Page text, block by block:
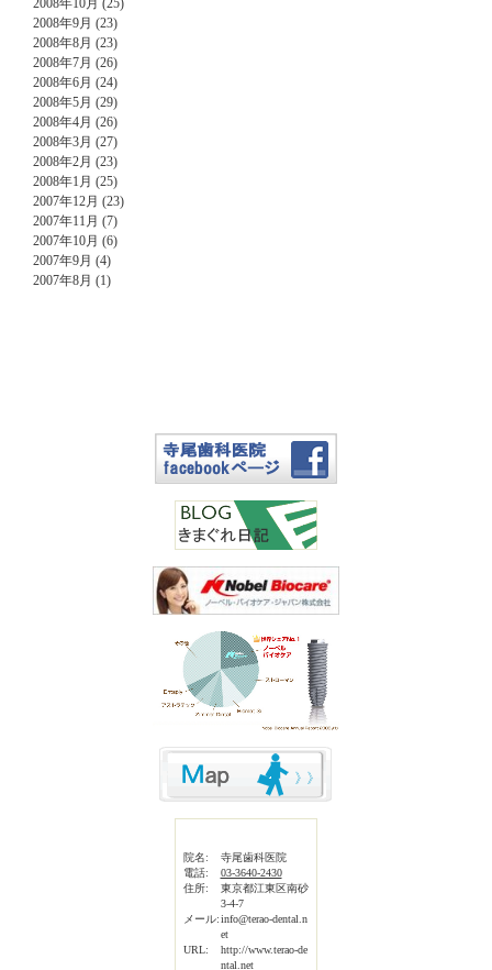
2008年10月 (25)
2008年9月 (23)
2008年8月 (23)
2008年7月 (26)
2008年6月 (24)
2008年5月 (29)
2008年4月 (26)
2008年3月 (27)
2008年2月 (23)
2008年1月 (25)
2007年12月 (23)
2007年11月 (7)
2007年10月 (6)
2007年9月 (4)
2007年8月 (1)
院名:
寺尾歯科医院
電話:
03-3640-2430
住所:
東京都江東区南砂
3-4-7
メール:info@terao-dental.n
et
URL:
http://www.terao-de
ntal.net